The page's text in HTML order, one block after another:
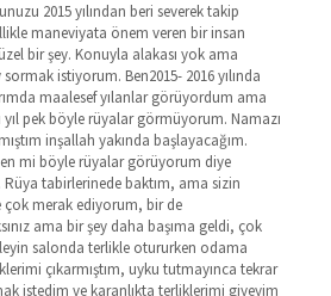
2015 yılından beri severek takip
maneviyata önem veren bir insan
bir şey. Konuyla alakası yok ama
istiyorum. Ben2015- 2016 yılında
maalesef yılanlar görüyordum ama
pek böyle rüyalar görmüyorum. Namazı
inşallah yakında başlayacağım.
mi böyle rüyalar görüyorum diye
tabirlerinede baktım, ama sizin
çok merak ediyorum, bir de
ama bir şey daha başıma geldi, çok
salonda terlikle otururken odama
çıkarmıştım, uyku tutmayınca tekrar
istedim ve karanlıkta terliklerimi giyeyim